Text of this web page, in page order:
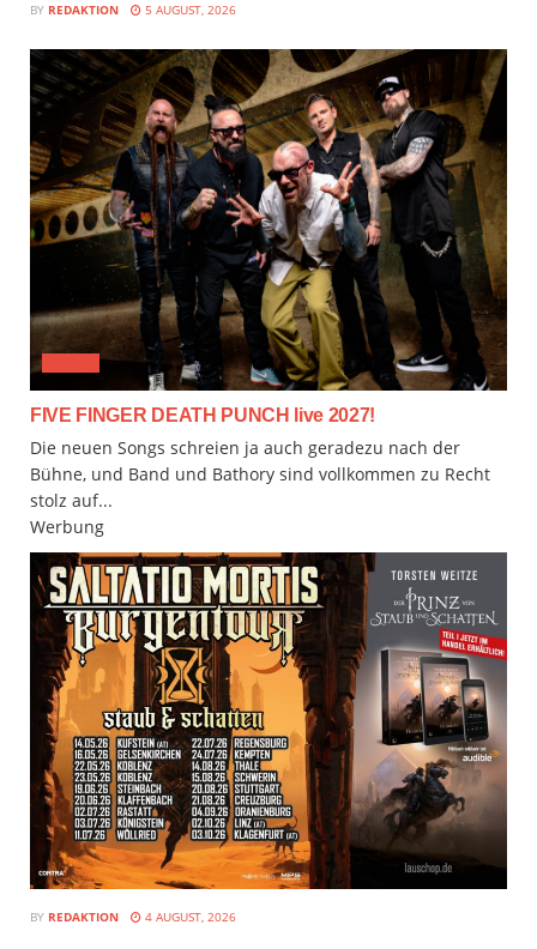
BY REDAKTION 5 AUGUST, 2026
FIVE FINGER DEATH PUNCH live 2027!
Die neuen Songs schreien ja auch geradezu nach der
Bühne, und Band und Bathory sind vollkommen zu Recht
stolz auf...
Werbung
BY REDAKTION 4 AUGUST, 2026